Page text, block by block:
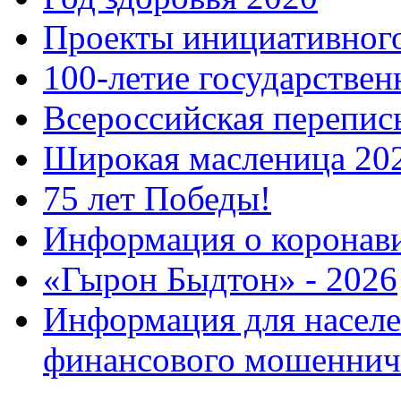
Проекты
100-летие
Всероссийская
Широкая масленица
75 лет Победы!
Информация о
«Гырон Быдтон» - 2026
Информация для
финансового